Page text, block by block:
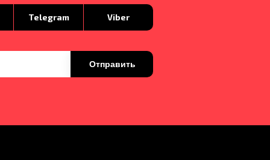
Telegram Viber
Отправить